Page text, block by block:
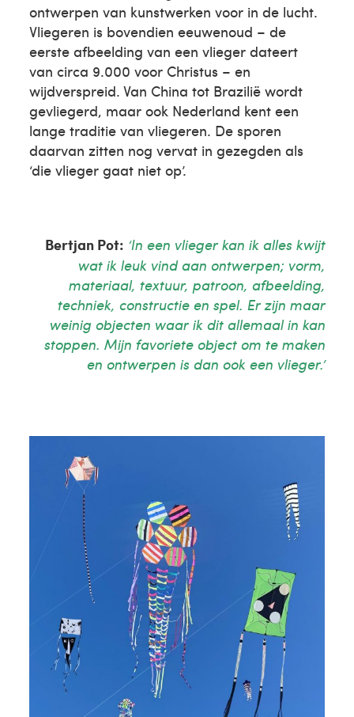
ontwerpen van kunstwerken voor in de lucht.
Vliegeren is bovendien eeuwenoud – de
eerste afbeelding van een vlieger dateert
van circa 9.000 voor Christus – en
wijdverspreid. Van China tot Brazilië wordt
gevliegerd, maar ook Nederland kent een
lange traditie van vliegeren. De sporen
daarvan zitten nog vervat in gezegden als
‘die vlieger gaat niet op’.
Bertjan Pot: ‘In een vlieger kan ik alles kwijt
wat ik leuk vind aan ontwerpen; vorm,
materiaal, textuur, patroon, afbeelding,
techniek, constructie en spel. Er zijn maar
weinig objecten waar ik dit allemaal in kan
stoppen. Mijn favoriete object om te maken
en ontwerpen is dan ook een vlieger.’